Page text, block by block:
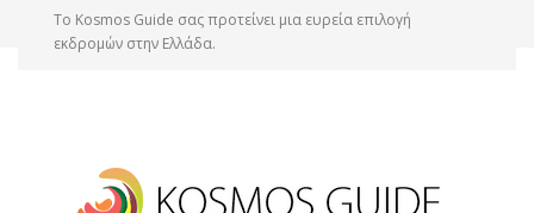
Tο Kosmos Guide σας προτείνει μια ευρεία επιλογή
εκδρομών στην Ελλάδα.